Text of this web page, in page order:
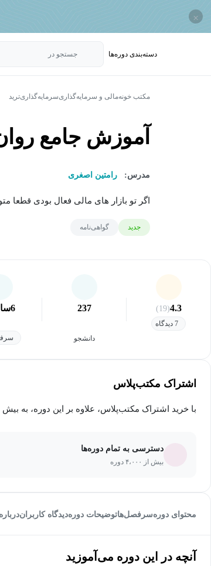
×
دسته‌بندی‌ دوره‌ها جستجو در
مکتب خونهمالی و سرمایه‌گذاریسرمایه‌گذاریترید
آموزش جامع
مدرس: رامتین اصغری
اگر تو بازار های مالی فعال بودی
جدید گواهی‌نامه
4.3
(19)
7 دیدگاه
237
دانشجو
6
اشتراک مکتب‌پلاس
با خرید اشتراک مکتب‌پلاس، علاوه بر این دوره، به بیش از ۴،۰۰۰ دوره دیگر دسترسی خواهید
دسترسی به تمام دوره‌ها
بیش از ۴،۰۰۰ دوره
محتوای دورهسرفصل‌هاتوضیحات دورهدیدگاه کاربران
آنچه در این دوره می‌آموزید